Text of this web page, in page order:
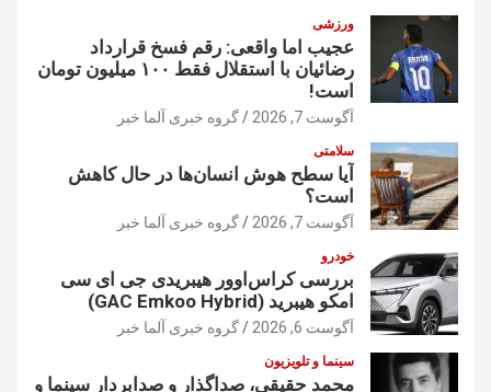
ورزشی
عجیب اما واقعی: رقم فسخ قرارداد
رضائیان با استقلال فقط ۱۰۰ میلیون تومان
است!
آگوست 7, 2026 گروه خبری آلما خبر
سلامتی
آیا سطح هوش انسان‌ها در حال کاهش
است؟
آگوست 7, 2026 گروه خبری آلما خبر
خودرو
بررسی کراس‌اوور هیبریدی جی ای سی
امکو هیبرید (GAC Emkoo Hybrid)
آگوست 6, 2026 گروه خبری آلما خبر
سینما و تلویزیون
محمد حقیقی، صداگذار و صدابردار سینما و